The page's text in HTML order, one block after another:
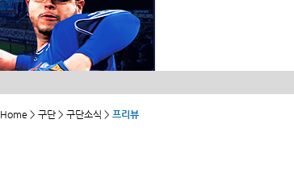
Home > 구단 > 구단소식 > 프리뷰